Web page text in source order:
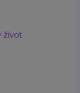
život